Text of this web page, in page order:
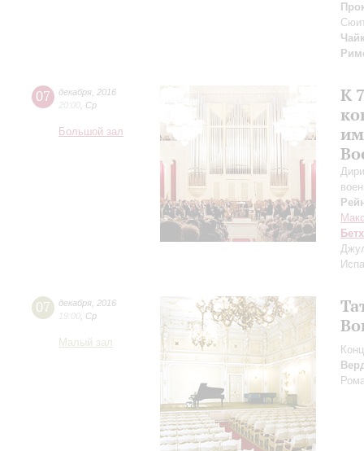
07 декабря 2016
20:00 Ср
Большой зал
К
07 декабря 2016
19:00 Ср
Малый зал